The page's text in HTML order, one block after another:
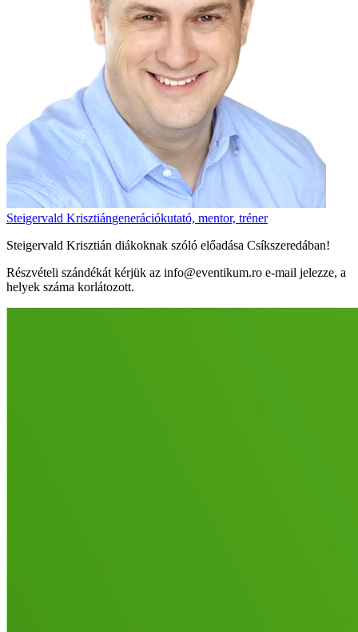
Steigervald Krisztiángenerációkutató, mentor, tréner
Steigervald Krisztián diákoknak szóló előadása Csíkszeredában!
Részvételi szándékát kérjük az info@eventikum.ro e-mail jelezze, a
helyek száma korlátozott.